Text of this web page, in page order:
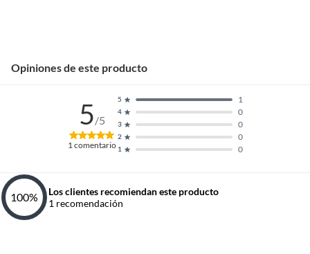
Opiniones de este producto
5/5
1 comentario 1 0
2 0
3 0
4 0
5 1
100%
Los clientes recomiendan este producto
1 recomendación